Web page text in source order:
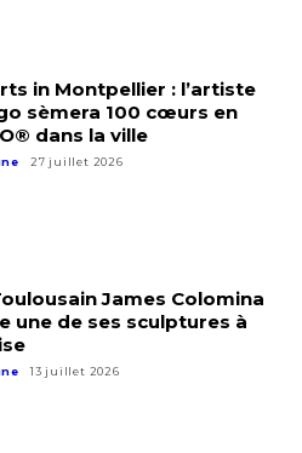
in Montpellier : l’artiste
sèmera 100 cœurs en
dans la ville
27 juillet 2026
James Colomina
une de ses sculptures à
13 juillet 2026